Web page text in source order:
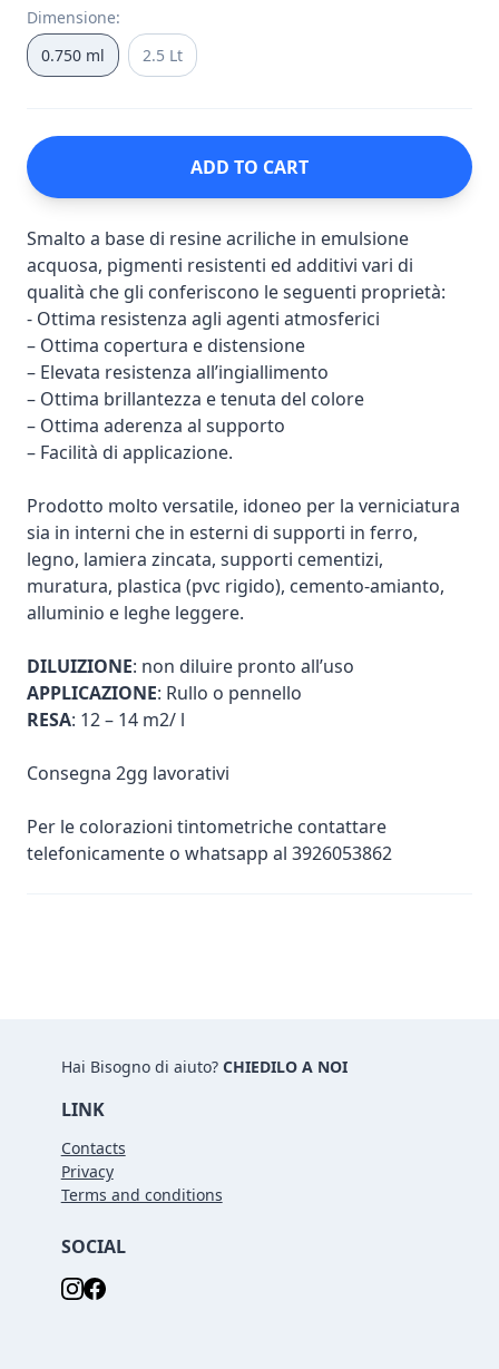
Dimensione:
0.750 ml
2.5 Lt
ADD TO CART
Smalto a base di resine acriliche in emulsione
acquosa, pigmenti resistenti ed additivi vari di
qualità che gli conferiscono le seguenti proprietà:
- Ottima resistenza agli agenti atmosferici
– Ottima copertura e distensione
– Elevata resistenza all’ingiallimento
– Ottima brillantezza e tenuta del colore
– Ottima aderenza al supporto
– Facilità di applicazione.
Prodotto molto versatile, idoneo per la verniciatura
sia in interni che in esterni di supporti in ferro,
legno, lamiera zincata, supporti cementizi,
muratura, plastica (pvc rigido), cemento-amianto,
alluminio e leghe leggere.
DILUIZIONE: non diluire pronto all’uso
APPLICAZIONE: Rullo o pennello
RESA: 12 – 14 m2/ l
Consegna 2gg lavorativi
Per le colorazioni tintometriche contattare
telefonicamente o whatsapp al 3926053862
Hai Bisogno di aiuto? CHIEDILO A NOI
LINK
Contacts
Privacy
Terms and conditions
SOCIAL